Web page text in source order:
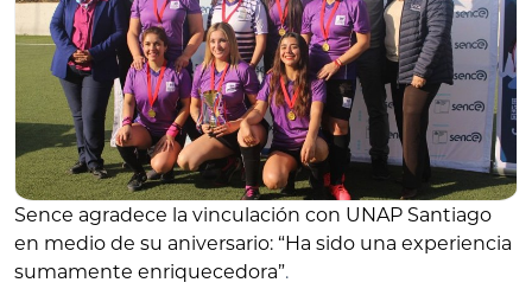
Sence agradece la vinculación con UNAP Santiago
en medio de su aniversario: “Ha sido una experiencia
sumamente enriquecedora”.